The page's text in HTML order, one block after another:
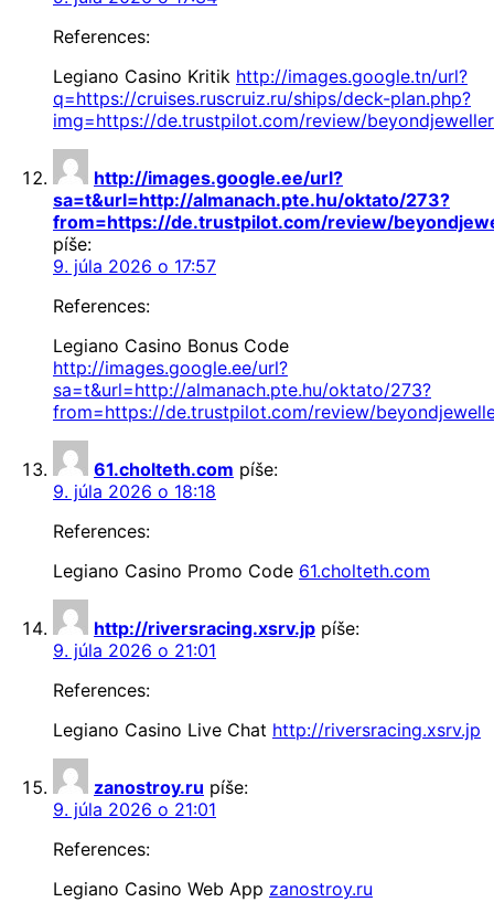
References:
Legiano Casino Kritik http://images.google.tn/url?
q=https://cruises.ruscruiz.ru/ships/deck-plan.php?
img=https://de.trustpilot.com/review/
http://images.google.ee/url?
sa=t&url=http://almanach.pte.hu/oktato/273?
from=https://de.trustpilot.com/review/
píše:
9. júla 2026 o 17:57
References:
Legiano Casino Bonus Code
http://images.google.ee/url?
sa=t&url=http://almanach.pte.hu/oktato/273?
from=https://de.trustpilot.com/review/
61.cholteth.com píše:
9. júla 2026 o 18:18
References:
Legiano Casino Promo Code 61.cholteth.com
http://riversracing.xsrv.jp píše:
9. júla 2026 o 21:01
References:
Legiano Casino Live Chat http://riversracing.xsrv.jp
zanostroy.ru píše:
9. júla 2026 o 21:01
References:
Legiano Casino Web App zanostroy.ru